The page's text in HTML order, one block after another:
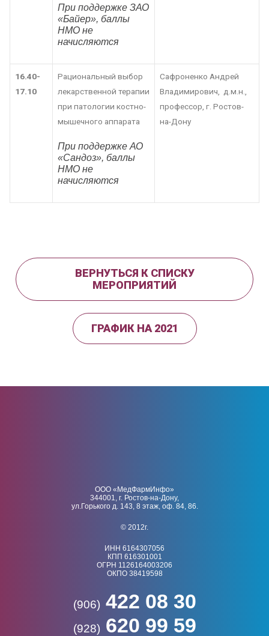
При поддержке ЗАО
«Байер», баллы
НМО не
начисляются
16.40-
17.10
Рациональный выбор
лекарственной терапии
при патологии костно-
мышечного аппарата
При поддержке АО
«Сандоз», баллы
НМО не
начисляются
Сафроненко Андрей
Владимирович, д.м.н.,
профессор, г. Ростов-
на-Дону
ВЕРНУТЬСЯ К СПИСКУ
МЕРОПРИЯТИЙ
ГРАФИК НА 2021
ООО «МедФармИнфо»
344001, г. Ростов-на-Дону,
ул.Горького д. 143, 8 этаж, оф. 84, 86.
© 2012г.
ИНН 6164307056
КПП 616301001
ОГРН 1126164003206
ОКПО 38419598
(906) 422 08 30
(928) 620 99 59